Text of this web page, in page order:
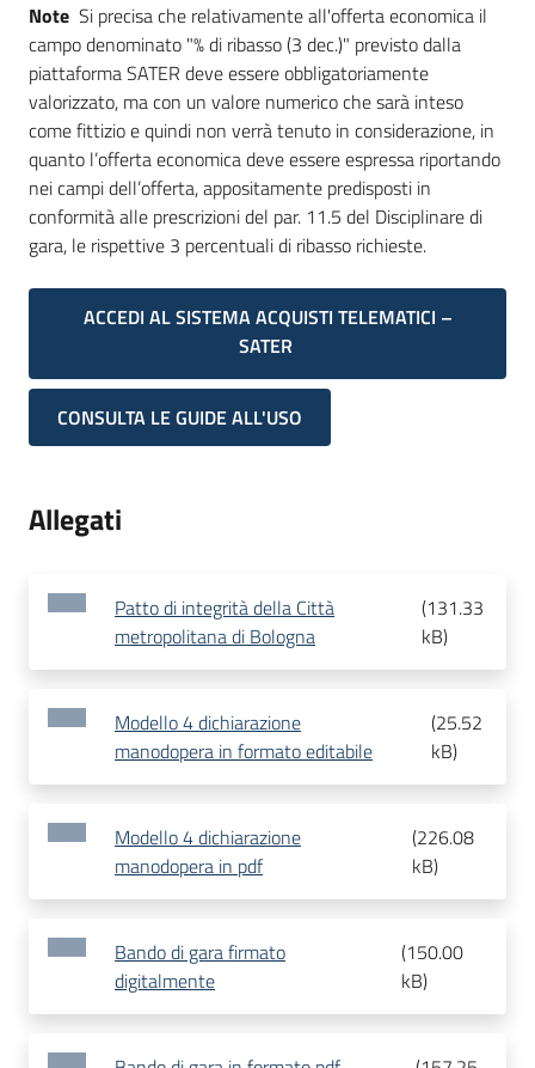
Note Si precisa che relativamente all'offerta economica il
campo denominato "% di ribasso (3 dec.)" previsto dalla
piattaforma SATER deve essere obbligatoriamente
valorizzato, ma con un valore numerico che sarà inteso
come fittizio e quindi non verrà tenuto in considerazione, in
quanto l’offerta economica deve essere espressa riportando
nei campi dell’offerta, appositamente predisposti in
conformità alle prescrizioni del par. 11.5 del Disciplinare di
gara, le rispettive 3 percentuali di ribasso richieste.
ACCEDI AL SISTEMA ACQUISTI TELEMATICI –
SATER
CONSULTA LE GUIDE ALL'USO
Allegati
Patto di integrità della Città
metropolitana di Bologna
(131.33
kB)
Modello 4 dichiarazione
manodopera in formato editabile
(25.52
kB)
Modello 4 dichiarazione
manodopera in pdf
(226.08
kB)
Bando di gara firmato
digitalmente
(150.00
kB)